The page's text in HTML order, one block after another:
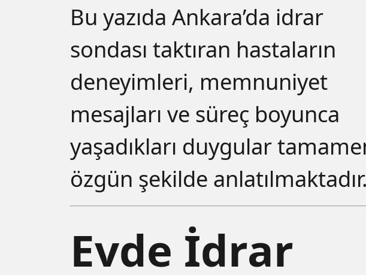
Bu yazıda Ankara’da idrar
sondası taktıran hastaların
deneyimleri, memnuniyet
mesajları ve süreç boyunca
yaşadıkları duygular
özgün şekilde anlatılmaktadır.
Evde İdrar